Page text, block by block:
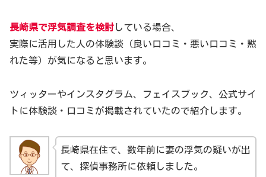
長崎県で浮気調査を検討している場合、
実際に活用した人の体験談（良い口コミ・悪い口コミ・黙
れた等）が気になると思います。
ツィッターやインスタグラム、フェイスブック、公式サイ
トに体験談・口コミが掲載されていたので紹介します。
長崎県在住で、数年前に妻の浮気の疑いが出
て、探偵事務所に依頼しました。